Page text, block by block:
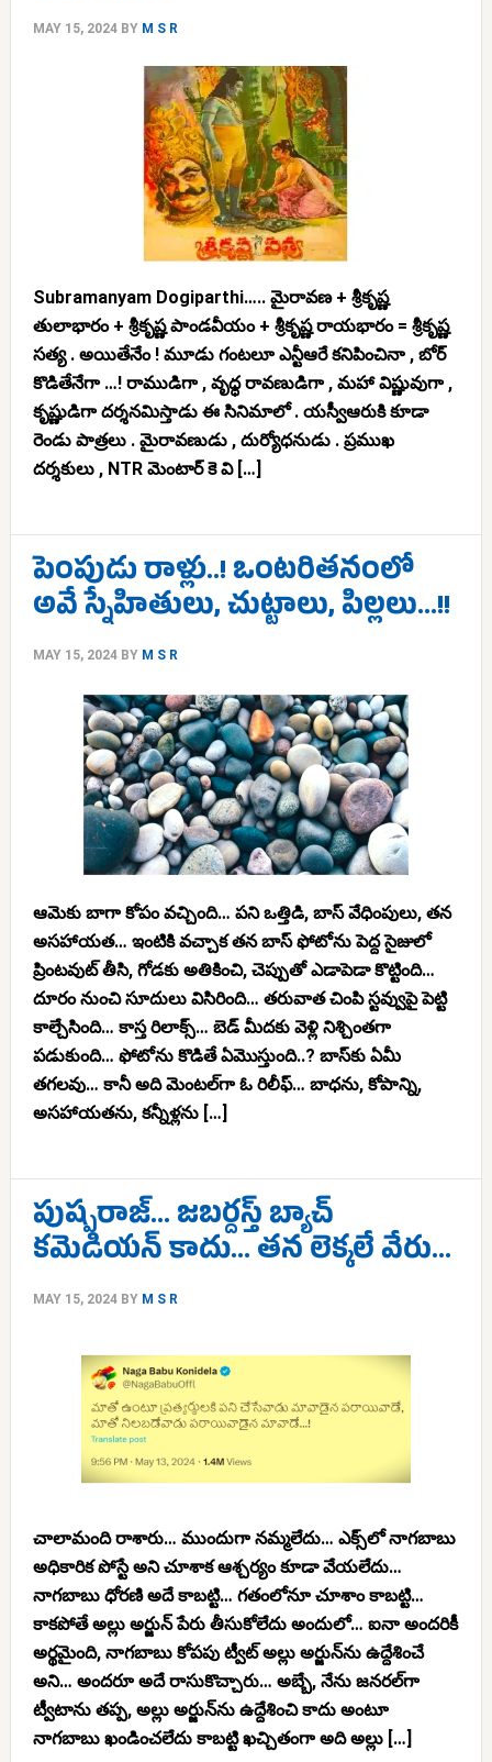
MAY 15, 2024BY M S R
Subramanyam Dogiparthi….. మైరావణ + శ్రీకృష్ణ
తులాభారం + శ్రీకృష్ణ పాండవీయం + శ్రీకృష్ణ రాయభారం = శ్రీకృష్ణ
సత్య . అయితేనేం ! మూడు గంటలూ ఎన్టీఆరే కనిపించినా , బోర్
కొడితేనేగా …! రాముడిగా , వృధ్ధ రావణుడిగా , మహా విష్ణువుగా ,
కృష్ణుడిగా దర్శనమిస్తాడు ఈ సినిమాలో . యస్వీఆరుకి కూడా
రెండు పాత్రలు . మైరావణుడు , దుర్యోధనుడు . ప్రముఖ
దర్శకులు , NTR మెంటార్ కె వి […]
పెంపుడు రాళ్లు..! ఒంటరితనంలో
అవే స్నేహితులు, చుట్టాలు, పిల్లలు…!!
MAY 15, 2024BY M S R
ఆమెకు బాగా కోపం వచ్చింది… పని ఒత్తిడి, బాస్ వేధింపులు, తన
అసహాయత… ఇంటికి వచ్చాక తన బాస్ ఫోటోను పెద్ద సైజులో
ప్రింటవుట్ తీసి, గోడకు అతికించి, చెప్పుతో ఎడాపెడా కొట్టింది…
దూరం నుంచి సూదులు విసిరింది… తరువాత చింపి స్టవ్వుపై పెట్టి
కాల్చేసింది… కాస్త రిలాక్స్… బెడ్ మీదకు వెళ్లి నిశ్చింతగా
పడుకుంది… ఫోటోను కొడితే ఏమొస్తుంది..? బాస్‌కు ఏమీ
తగలవు… కానీ అది మెంటల్‌గా ఓ రిలీఫ్… బాధను, కోపాన్ని,
అసహాయతను, కన్నీళ్లను […]
పుష్పరాజ్‌… జబర్దస్త్ బ్యాచ్
కమెడియన్ కాదు… తన లెక్కలే వేరు…
MAY 15, 2024BY M S R
చాలామంది రాశారు… ముందుగా నమ్మలేదు… ఎక్స్‌లో నాగబాబు
అధికారిక పోస్టే అని చూశాక ఆశ్చర్యం కూడా వేయలేదు…
నాగబాబు ధోరణి అదే కాబట్టి… గతంలోనూ చూశాం కాబట్టి…
కాకపోతే అల్లు అర్జున్ పేరు తీసుకోలేదు అందులో… ఐనా అందరికీ
అర్థమైంది, నాగబాబు కోపపు ట్వీట్ అల్లు అర్జున్‌ను ఉద్దేశించే
అని… అందరూ అదే రాసుకొచ్చారు… అబ్బే, నేను జనరల్‌గా
ట్వీటాను తప్ప, అల్లు అర్జున్‌ను ఉద్దేశించి కాదు అంటూ
నాగబాబు ఖండించలేదు కాబట్టి ఖచ్చితంగా అది అల్లు […]